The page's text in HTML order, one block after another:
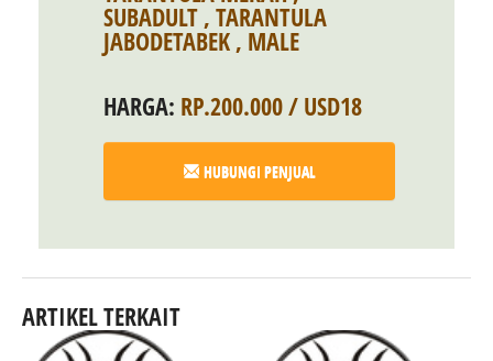
SUBADULT , TARANTULA
JABODETABEK , MALE
HARGA: RP.200.000 / USD18
HUBUNGI PENJUAL
ARTIKEL TERKAIT